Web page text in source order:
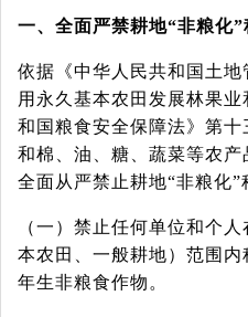
一、全面严禁耕地“非粮化
依据《中华人民共和国土
用永久基本农田发展林果
和国粮食安全保障法》第
和棉、油、糖、蔬菜等农产
全面从严禁止耕地“非粮化”
（一）禁止任何单位和个
本农田、一般耕地）范围
年生非粮食作物。